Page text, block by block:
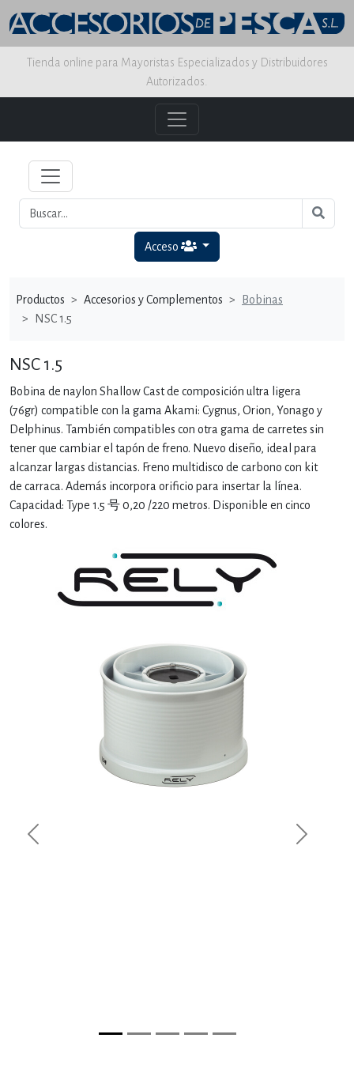
Tienda online para Mayoristas Especializados y Distribuidores
Autorizados.
Acceso
Productos Accesorios y Complementos
Bobinas
NSC 1.5
NSC 1.5
Bobina de naylon Shallow Cast de composición ultra ligera
(76gr) compatible con la gama Akami: Cygnus, Orion, Yonago y
Delphinus. También compatibles con otra gama de carretes sin
tener que cambiar el tapón de freno. Nuevo diseño, ideal para
alcanzar largas distancias. Freno multidisco de carbono con kit
de carraca. Además incorpora orificio para insertar la línea.
Capacidad: Type 1.5 号 0,20 /220 metros. Disponible en cinco
colores.
Previous Next